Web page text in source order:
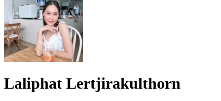
Laliphat Lertjirakulthorn